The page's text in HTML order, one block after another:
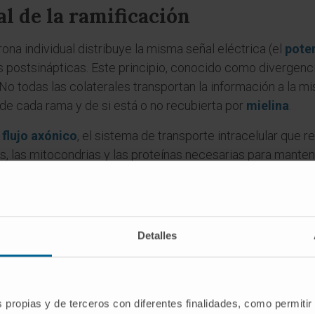
Detalles
propias y de terceros con diferentes finalidades, como
de la ramificación
individual distribuye la misma señal eléctrica (el
postsinápticas. Este principio, conocido como
todas las colaterales transportan la información a la
cada rama y de si está o no recubierta por mielina
flujo axónico, el sistema de transporte intracelular que
las mitocondrias y las proteínas necesarias para
el segmento distal a la lesión degenera
proximal puede regenerar y restablecer parte de la
con exactitud.
«árbol axónico»?
deriva del griego ἄξων (áxōn, «eje»), y «árbol»